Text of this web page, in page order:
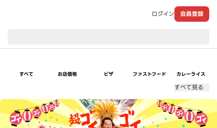
ログイン 会員登録
すべて お店価格 ピザ ファストフード カレーライス
すべて見る
超ゴイゴイヤスー夏祭